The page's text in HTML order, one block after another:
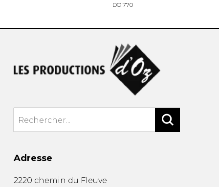
DO 770
Adresse
2220 chemin du Fleuve